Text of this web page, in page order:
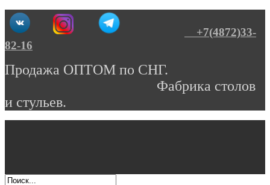
+7(4872)33-
82-16
Продажа ОПТОМ по СНГ.
Фабрика столов
и стульев.